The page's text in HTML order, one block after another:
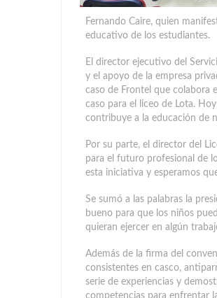
Fernando Caire, quien
educativo de los estudiantes.
El director ejecutivo del
y el apoyo de la empresa
caso de Frontel que colabora
caso para el liceo de Lota.
contribuye a la educación de
Por su parte, el director del
para el futuro profesional de
esta iniciativa y esperamos
Se sumó a las palabras la
bueno para que los niños
quieran ejercer en algún
Además de la firma del
consistentes en casco,
serie de experiencias y
competencias para enfrentar